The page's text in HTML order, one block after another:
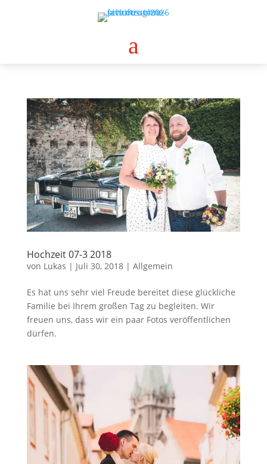
a
Hochzeit 07-3 2018
von Lukas | Juli 30, 2018| Allgemein
Es hat uns sehr viel Freude bereitet diese glückliche
Familie bei Ihrem großen Tag zu begleiten. Wir
freuen uns, dass wir ein paar Fotos veröffentlichen
dürfen.